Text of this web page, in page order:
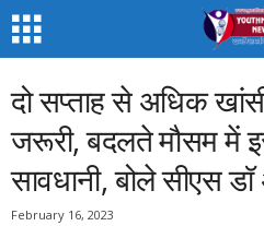
दो सप्ताह से अधिक
जरूरी, बदलते मौसम में
सावधानी, बोले सीएस
February 16, 2023